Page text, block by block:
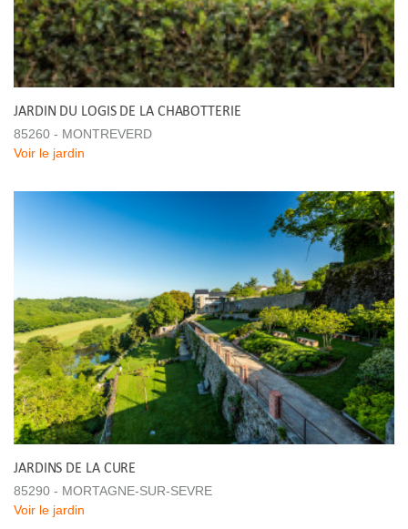
JARDIN DU LOGIS DE LA CHABOTTERIE
85260 - MONTREVERD
Voir le jardin
JARDINS DE LA CURE
85290 - MORTAGNE-SUR-SEVRE
Voir le jardin